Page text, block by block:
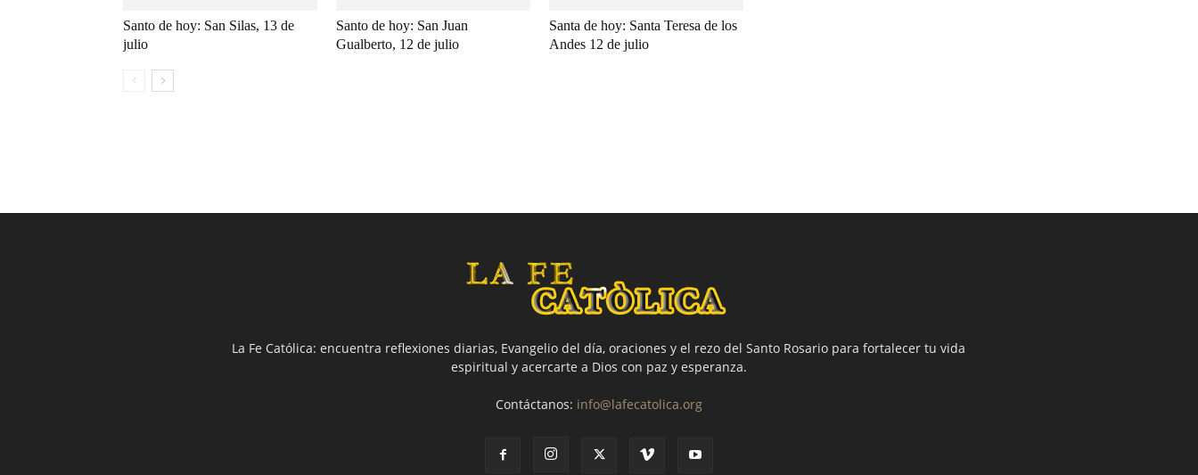
Santo de hoy: San Silas, 13 de
julio
Santo de hoy: San Juan
Gualberto, 12 de julio
Santa de hoy: Santa Teresa de los
Andes 12 de julio
La Fe Católica: encuentra reflexiones diarias, Evangelio del día, oraciones y el rezo del Santo Rosario para fortalecer tu vida
espiritual y acercarte a Dios con paz y esperanza.
Contáctanos: info@lafecatolica.org